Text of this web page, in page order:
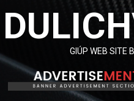
GIÚP WEB SITE